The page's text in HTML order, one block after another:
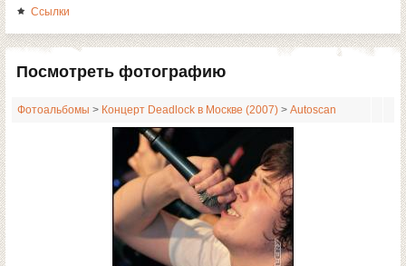
Ссылки
Посмотреть фотографию
Фотоальбомы > Концерт Deadlock в Москве (2007) > Autoscan